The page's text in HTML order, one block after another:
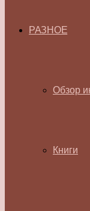
РАЗНОЕ
Обзор
Книги